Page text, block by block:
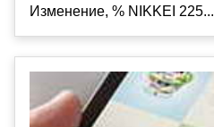
Изменение, % NIKKEI 225...